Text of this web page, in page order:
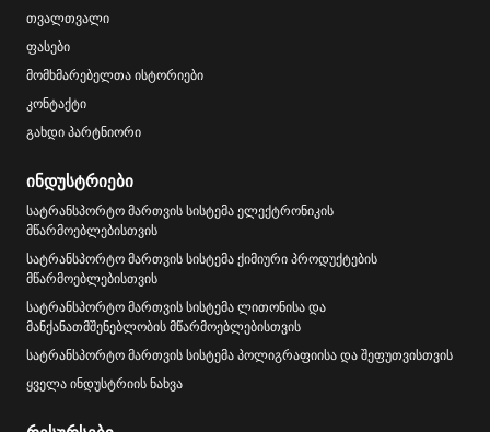
თვალთვალი
ფასები
მომხმარებელთა ისტორიები
კონტაქტი
გახდი პარტნიორი
ინდუსტრიები
სატრანსპორტო მართვის სისტემა ელექტრონიკის
მწარმოებლებისთვის
სატრანსპორტო მართვის სისტემა ქიმიური პროდუქტების
მწარმოებლებისთვის
სატრანსპორტო მართვის სისტემა ლითონისა და
მანქანათმშენებლობის მწარმოებლებისთვის
სატრანსპორტო მართვის სისტემა პოლიგრაფიისა და შეფუთვისთვის
ყველა ინდუსტრიის ნახვა